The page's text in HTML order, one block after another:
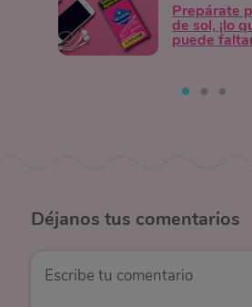
Prepárate
de sol, ¡lo
puede
Déjanos tus comentarios